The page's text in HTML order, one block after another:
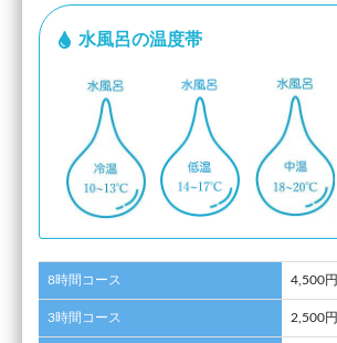
水風呂の温度帯
8時間コース 4,500円
3時間コース 2,500円